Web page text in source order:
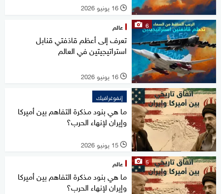
l 16 يونيو 2026
6 عالم
تعرف إلى أعظم قاذفتي قنابل
استراتيجيتين في العالم
l 16 يونيو 2026
إنفوغرافيك
ما هي بنود مذكرة التفاهم بين أميركا
وإيران لإنهاء الحرب؟
l 15 يونيو 2026
5 عالم
ما هي بنود مذكرة التفاهم بين أميركا
وإيران لإنهاء الحرب؟